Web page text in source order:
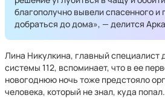
благополучно вывели спасенного и
добраться до дома», — делится
Лина Никулкина, главный специалист
системы 112, вспоминает, что в ее
новогоднюю ночь тоже предстояло
человека, который не знал, куда попал.